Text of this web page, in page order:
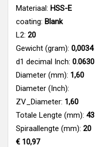
Materiaal: HSS-E
coating: Blank
L2: 20
Gewicht (gram): 0,0034
d1 decimal Inch: 0.0630
Diameter (mm): 1,60
Diameter (Inch):
ZV_Diameter: 1,60
Totale Lengte (mm): 43
Spiraallengte (mm): 20
€ 10,97